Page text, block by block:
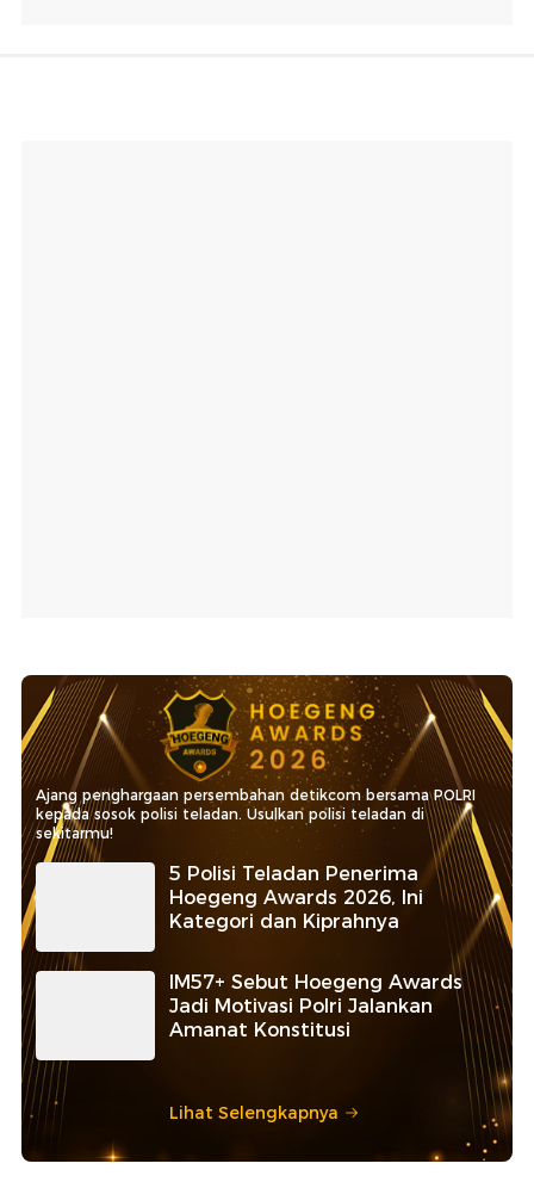
Ajang penghargaan persembahan detikcom bersama POLRI
kepada sosok polisi teladan. Usulkan polisi teladan di
sekitarmu!
5 Polisi Teladan Penerima
Hoegeng Awards 2026, Ini
Kategori dan Kiprahnya
IM57+ Sebut Hoegeng Awards
Jadi Motivasi Polri Jalankan
Amanat Konstitusi
Lihat Selengkapnya